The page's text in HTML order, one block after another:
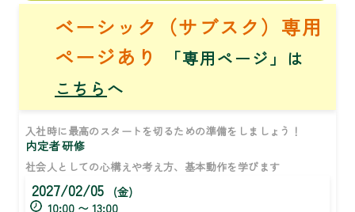
ベーシック（サブスク）専用
ページあり
「専用ページ」は
こちら へ
入社時に最高のスタートを切るための準備をしましょう！
内定者研修
社会人としての心構えや考え方、基本動作を学びます
2027/02/05
(金)
10:00 〜 13:00